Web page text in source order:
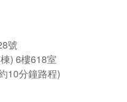
號
) 6樓618室
10分鐘路程)